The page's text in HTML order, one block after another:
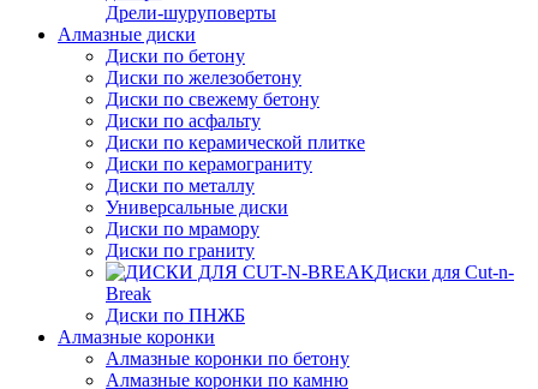
Дрели-шуруповерты
Алмазные диски
Диски по бетону
Диски по железобетону
Диски по свежему бетону
Диски по асфальту
Диски по керамической плитке
Диски по керамограниту
Диски по металлу
Универсальные диски
Диски по мрамору
Диски по граниту
Диски для Cut-n-
Break
Диски по ПНЖБ
Алмазные коронки
Алмазные коронки по бетону
Алмазные коронки по камню